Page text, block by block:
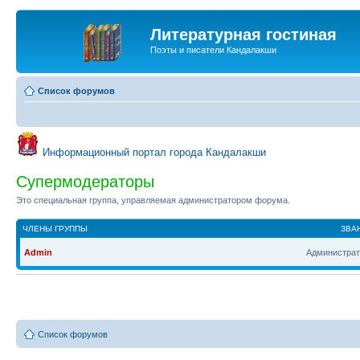
Литературная гостиная
Поэты и писатели Кандалакши
Список форумов
Информационный портал города Кандалакши
Супермодераторы
Это специальная группа, управляемая администратором форума.
ЧЛЕНЫ ГРУППЫ
Admin
Список форумов